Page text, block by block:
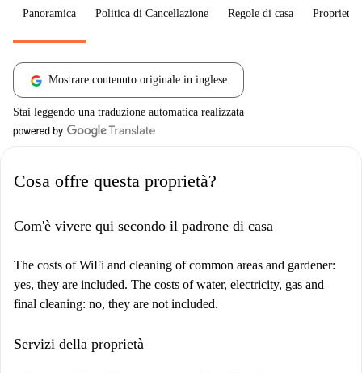
Panoramica Politica di Cancellazione Regole di casa
Mostrare contenuto originale in inglese
Stai leggendo una traduzione automatica realizzata
Cosa offre questa proprietà?
Com'è vivere qui secondo il padrone di casa
The costs of WiFi and cleaning of common areas and gardener:
yes, they are included. The costs of water, electricity, gas and
final cleaning: no, they are not included.
Servizi della proprietà